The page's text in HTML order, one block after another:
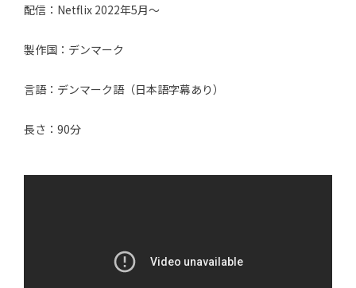
配信：Netflix 2022年5月〜
製作国：デンマーク
言語：デンマーク語（日本語字幕あり）
長さ：90分